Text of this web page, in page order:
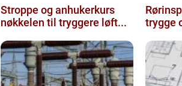
Stroppe og anhukerkurs
nøkkelen til tryggere løft...
trygge